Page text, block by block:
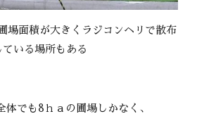
場面積が大きくラジコンヘリで散布
ている場所もある
でも8ｈａの圃場しかなく、